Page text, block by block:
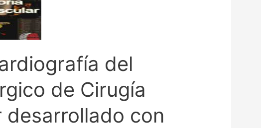
del
de Cirugía
desarrollado con